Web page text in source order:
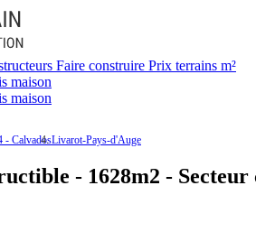
Faire construire Prix terrains m²
maison
maison
- CalvadosLivarot-Pays-d'Auge
- 1628m2 -